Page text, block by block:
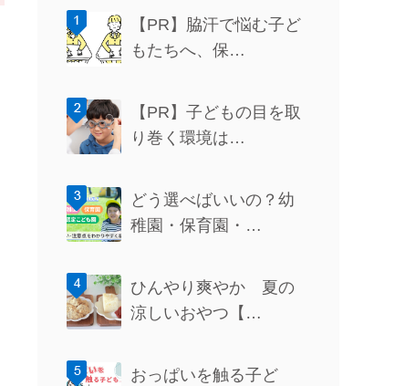
【PR】脇汗で悩む子ど
もたちへ、保…
【PR】子どもの目を取
り巻く環境は…
どう選べばいいの？幼
稚園・保育園・…
ひんやり爽やか 夏の
涼しいおやつ【…
おっぱいを触る子ど